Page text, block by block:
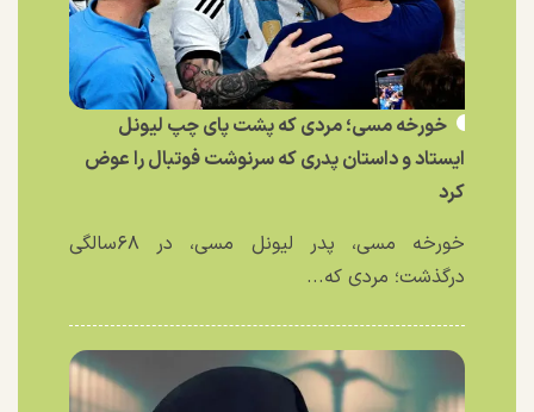
خورخه مسی؛ مردی که پشت پای چپ لیونل
ایستاد و داستان پدری که سرنوشت فوتبال را عوض
کرد
خورخه مسی، پدر لیونل مسی، در ۶۸سالگی
درگذشت؛ مردی که...